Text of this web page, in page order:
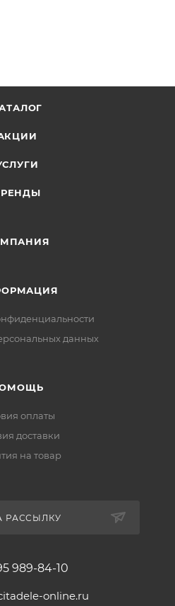
данных
оплаты
доставки
на товар
РАССЫЛКУ
989-84-10
online.ru